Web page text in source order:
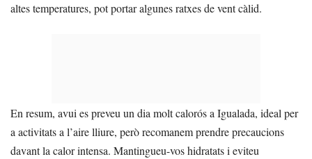
altes temperatures, pot portar algunes ratxes de vent càlid.
En resum, avui es preveu un dia molt calorós a Igualada, ideal per
a activitats a l’aire lliure, però recomanem prendre precaucions
davant la calor intensa. Mantingueu-vos hidratats i eviteu